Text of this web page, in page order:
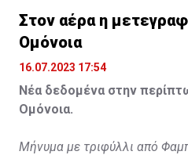
Στον αέρα η
Ομόνοια
16.07.2023 17:54
Νέα δεδομένα στην
Ομόνοια.
Μήνυμα με τριφύλλι από